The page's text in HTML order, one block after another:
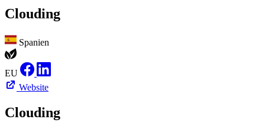
Clouding
Spanien
EU
Website
Clouding